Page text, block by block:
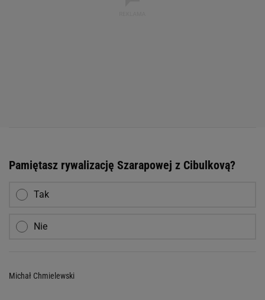
Pamiętasz rywalizację Szarapowej z Cibulkovą?
Tak
Nie
Michał Chmielewski